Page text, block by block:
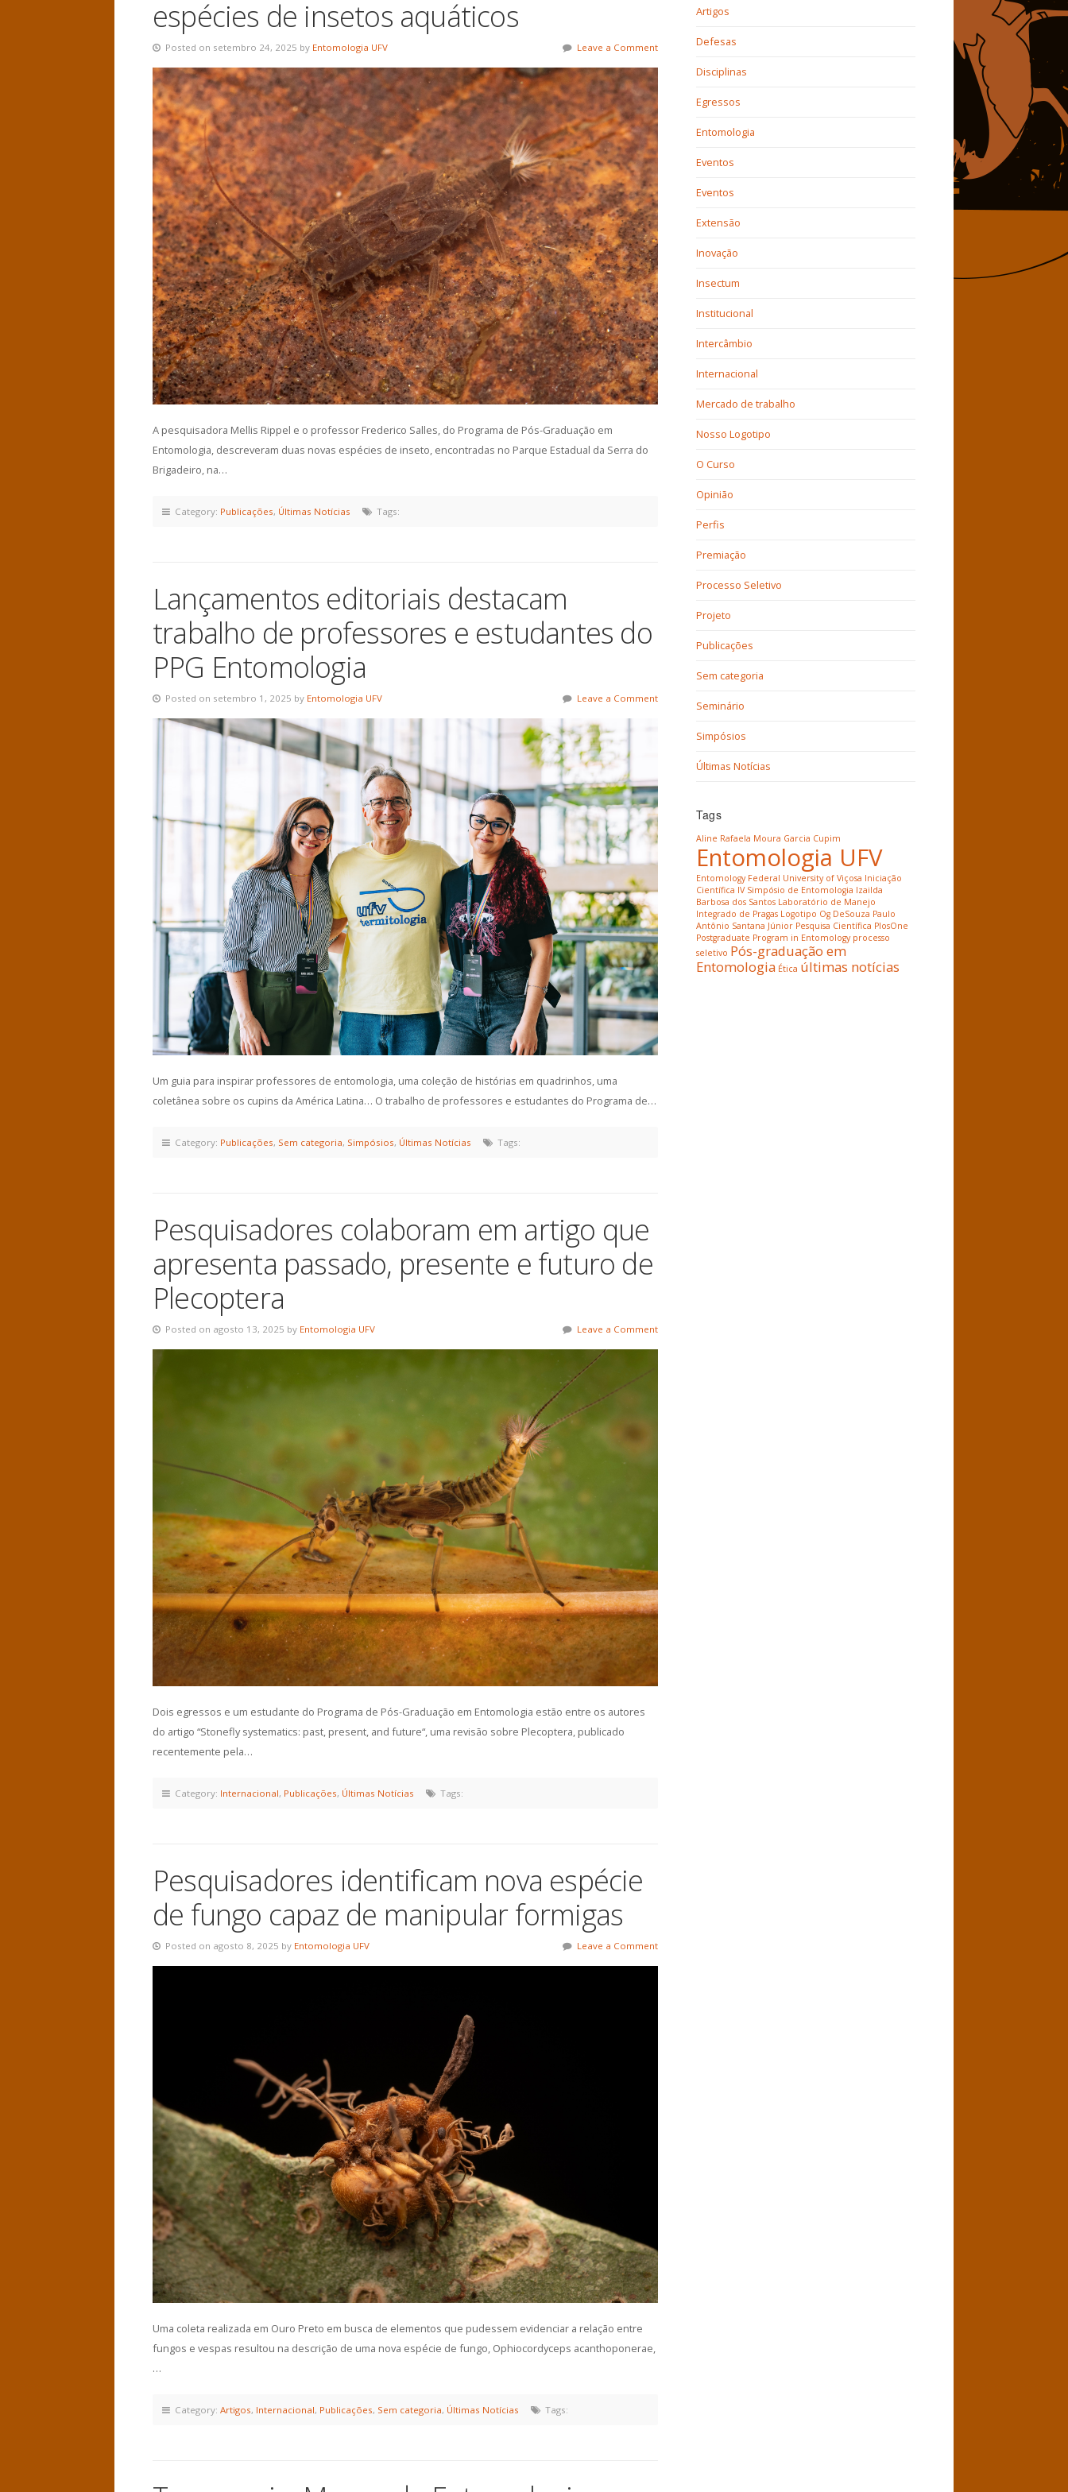
espécies de insetos aquáticos
Posted on setembro 24, 2025 by Entomologia UFV Leave a Comment
A pesquisadora Mellis Rippel e o professor Frederico Salles, do Programa de Pós-Graduação em
Entomologia, descreveram duas novas espécies de inseto, encontradas no Parque Estadual da Serra do
Brigadeiro, na…
Category: Publicações, Últimas Notícias Tags:
Lançamentos editoriais destacam
trabalho de professores e estudantes do
PPG Entomologia
Posted on setembro 1, 2025 by Entomologia UFV Leave a Comment
Um guia para inspirar professores de entomologia, uma coleção de histórias em quadrinhos, uma
coletânea sobre os cupins da América Latina… O trabalho de professores e estudantes do Programa de…
Category: Publicações, Sem categoria, Simpósios, Últimas Notícias Tags:
Pesquisadores colaboram em artigo que
apresenta passado, presente e futuro de
Plecoptera
Posted on agosto 13, 2025 by Entomologia UFV Leave a Comment
Dois egressos e um estudante do Programa de Pós-Graduação em Entomologia estão entre os autores
do artigo “Stonefly systematics: past, present, and future“, uma revisão sobre Plecoptera, publicado
recentemente pela…
Category: Internacional, Publicações, Últimas Notícias Tags:
Pesquisadores identificam nova espécie
de fungo capaz de manipular formigas
Posted on agosto 8, 2025 by Entomologia UFV Leave a Comment
Uma coleta realizada em Ouro Preto em busca de elementos que pudessem evidenciar a relação entre
fungos e vespas resultou na descrição de uma nova espécie de fungo, Ophiocordyceps acanthoponerae,
…
Category: Artigos, Internacional, Publicações, Sem categoria, Últimas Notícias Tags:
Artigos
Defesas
Disciplinas
Egressos
Entomologia
Eventos
Eventos
Extensão
Inovação
Insectum
Institucional
Intercâmbio
Internacional
Mercado de trabalho
Nosso Logotipo
O Curso
Opinião
Perfis
Premiação
Processo Seletivo
Projeto
Publicações
Sem categoria
Seminário
Simpósios
Últimas Notícias
Tags
Aline Rafaela Moura Garcia Cupim
Entomologia UFV
Entomology Federal University of Viçosa Iniciação
Científica IV Simpósio de Entomologia Izailda
Barbosa dos Santos Laboratório de Manejo
Integrado de Pragas Logotipo Og DeSouza Paulo
Antônio Santana Júnior Pesquisa Científica PlosOne
Postgraduate Program in Entomology processo
seletivo Pós-graduação em
Entomologia Ética últimas notícias